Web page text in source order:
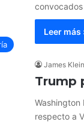
Leer más
James Klein
Trump
Washington
respecto a